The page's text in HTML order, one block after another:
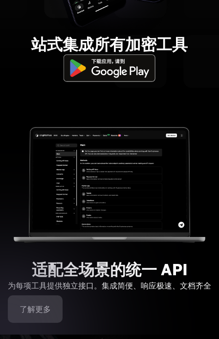
站式集成所有加密工具
适配全场景的统一 API
为每项工具提供独立接口。集成简便、响应极速、文档齐全
了解更多